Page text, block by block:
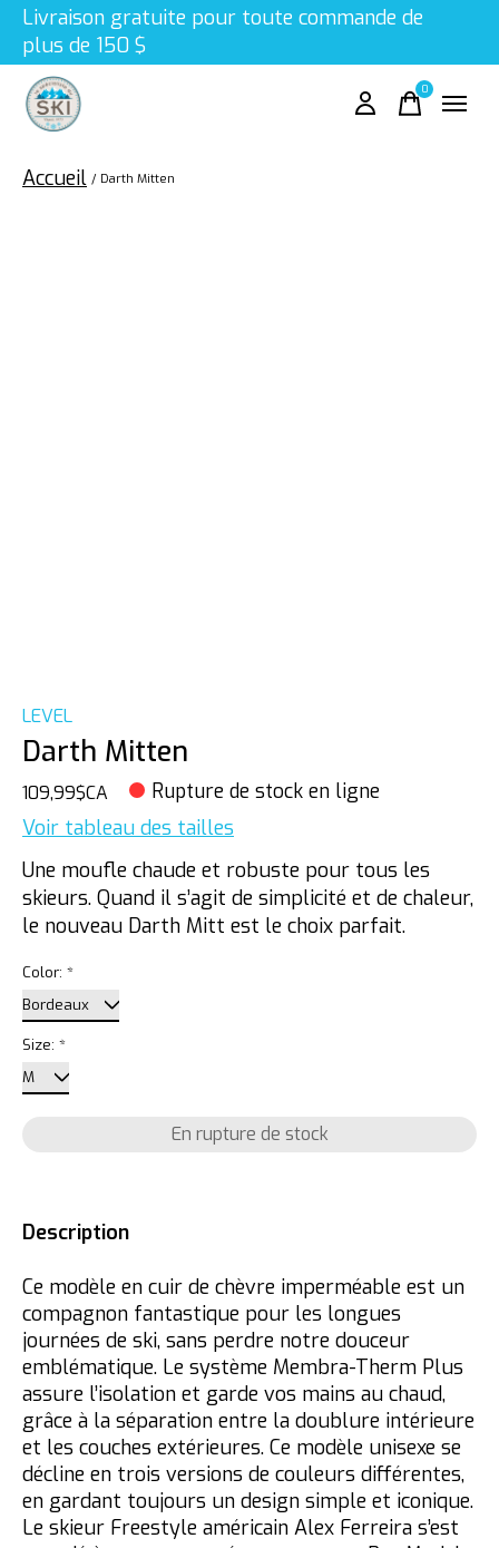
Livraison gratuite pour toute commande de
plus de 150 $
0items
Accueil / Darth Mitten
LEVEL
Darth Mitten
109,99$CA Rupture de stock en ligne
Voir tableau des tailles
Une moufle chaude et robuste pour tous les
skieurs. Quand il s’agit de simplicité et de chaleur,
le nouveau Darth Mitt est le choix parfait.
Color: *
Size: *
En rupture de stock
Description
Ce modèle en cuir de chèvre imperméable est un
compagnon fantastique pour les longues
journées de ski, sans perdre notre douceur
emblématique. Le système Membra-Therm Plus
assure l’isolation et garde vos mains au chaud,
grâce à la séparation entre la doublure intérieure
et les couches extérieures. Ce modèle unisexe se
décline en trois versions de couleurs différentes,
en gardant toujours un design simple et iconique.
Le skieur Freestyle américain Alex Ferreira s’est